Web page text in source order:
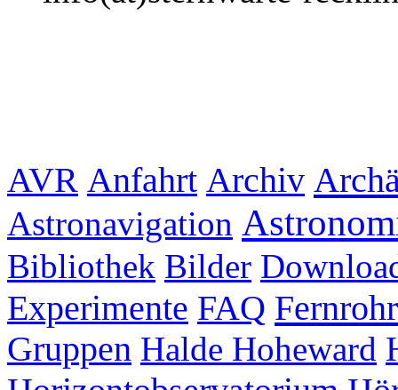
AVR Anfahrt Archiv
Astronavigation
Bibliothek Bilder
Experimente FAQ Fernrohr
Gruppen Halde Hoheward